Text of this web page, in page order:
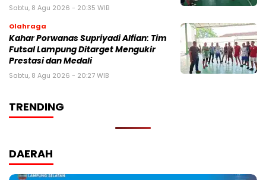
Sabtu, 8 Agu 2026 - 20:35 WIB
Olahraga
Kahar Porwanas Supriyadi Alfian: Tim
Futsal Lampung Ditarget Mengukir
Prestasi dan Medali
Sabtu, 8 Agu 2026 - 20:27 WIB
TRENDING
DAERAH